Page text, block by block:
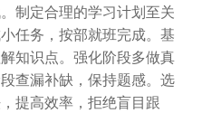
定合理的学习计划至关
任务，按部就班完成。基
知识点。强化阶段多做真
查漏补缺，保持题感。选
提高效率，拒绝盲目跟